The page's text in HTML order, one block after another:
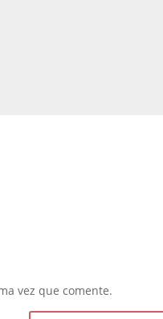
vez que comente.